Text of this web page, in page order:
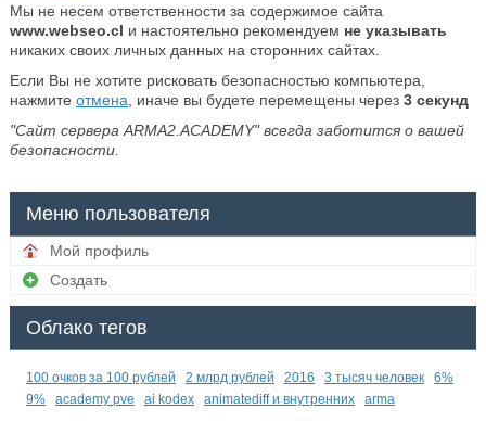
Мы не несем ответственности за содержимое сайта
www.webseo.cl и настоятельно рекомендуем не указывать
никаких своих личных данных на сторонних сайтах.
Если Вы не хотите рисковать безопасностью компьютера,
нажмите отмена , иначе вы будете перемещены через 3секунд
"Сайт сервера ARMA2.ACADEMY" всегда заботится о вашей
безопасности.
Меню пользователя
Мой профиль
Создать
Облако тегов
100 очков за 100 рублей 2 млрд рублей 2016 3 тысяч человек
6%
9%
academy pve ai kodex animatediff и внутренних arma